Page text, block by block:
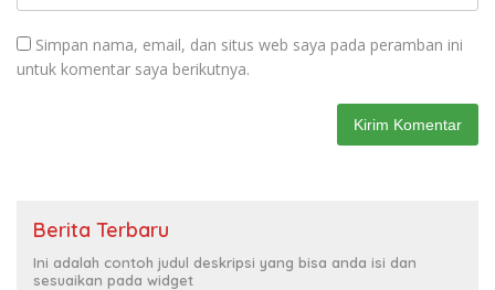
Simpan nama, email, dan situs web saya pada peramban ini
untuk komentar saya berikutnya.
Berita Terbaru
Ini adalah contoh judul deskripsi yang bisa anda isi dan
sesuaikan pada widget